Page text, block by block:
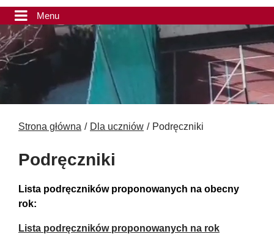
Menu
Strona główna Dla uczniów Podręczniki
Podręczniki
Lista podręczników proponowanych na obecny
rok:
Lista podręczników proponowanych na rok